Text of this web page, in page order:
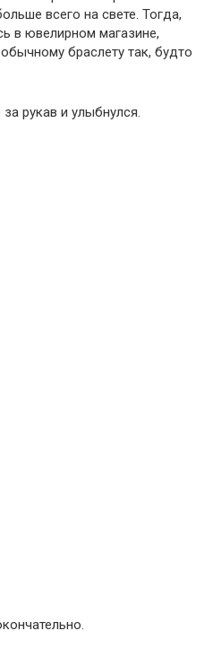
всего на свете. Тогда,
в ювелирном магазине,
браслету так, будто
рукав и улыбнулся.